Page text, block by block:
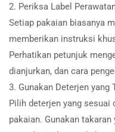
2. Periksa Label
Setiap pakaian biasanya
memberikan instruksi
Perhatikan petunjuk
dianjurkan, dan cara
3. Gunakan Deterjen yang
Pilih deterjen yang sesuai
pakaian. Gunakan